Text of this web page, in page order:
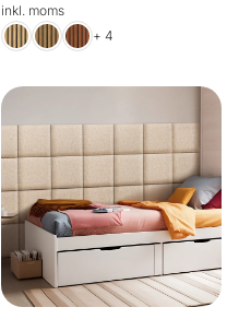
inkl. moms
+ 4